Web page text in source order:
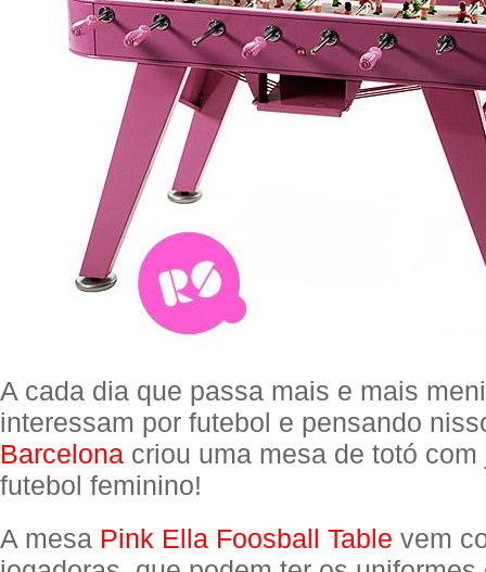
A cada dia que passa mais e mais
interessam por futebol e pensando
Barcelona criou uma mesa de totó
futebol feminino!
A mesa Pink Ella Foosball Table vem